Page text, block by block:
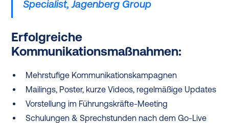
Specialist, Jagenberg Group
Erfolgreiche
Kommunikationsmaßnahmen:
Mehrstufige Kommunikationskampagnen
Mailings, Poster, kurze Videos, regelmäßige Updates
Vorstellung im Führungskräfte-Meeting
Schulungen & Sprechstunden nach dem Go-Live